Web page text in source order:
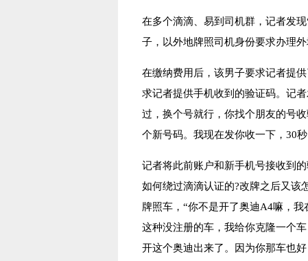
在多个滴滴、易到司机群，记者发
子，以外地牌照司机身份要求办理
在缴纳费用后，该男子要求记者提
求记者提供手机收到的验证码。记
过，换个号就行，你找个朋友的号
个新号码。我现在发你收一下，30
记者将此前账户和新手机号接收到
如何绕过滴滴认证的?改牌之后又该
牌照车，“你不是开了奥迪A4嘛，
这种没注册的车，我给你克隆一个
开这个奥迪出来了。因为你那车也